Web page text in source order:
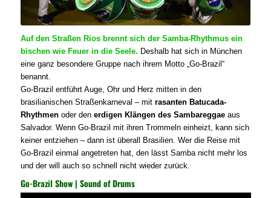
Auf den Straßen Rios brennt sich der Samba-Rhythmus ein
bischen wie Feuer in die Seele. Deshalb hat sich in München
eine ganz besondere Gruppe nach ihrem Motto „Go-Brazil“
benannt.
Go-Brazil entführt Auge, Ohr und Herz mitten in den
brasilianischen Straßenkarneval – mit rasanten Batucada-
Rhythmenoder den erdigen Klängen des Sambareggaeaus
Salvador. Wenn Go-Brazil mit ihren Trommeln einheizt, kann sich
keiner entziehen – dann ist überall Brasilien. Wer die Reise mit
Go-Brazil einmal angetreten hat, den lässt Samba nicht mehr los
und der will auch so schnell nicht wieder zurück.
Go-Brazil Show | Sound of Drums